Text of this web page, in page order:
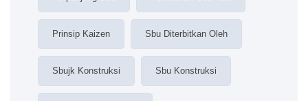
Prinsip Kaizen Sbu Diterbitkan Oleh
Sbujk Konstruksi Sbu Konstruksi